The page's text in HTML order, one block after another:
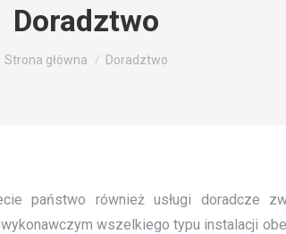
Doradztwo
Jesteś tutaj:
Strona główna Doradztwo
państwo również usługi doradcze
wszelkiego typu instalacji